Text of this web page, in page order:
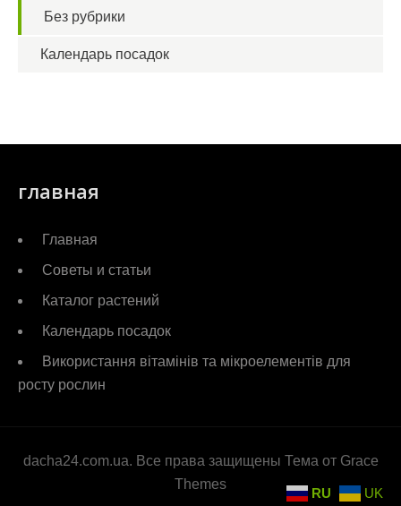
Без рубрики
Календарь посадок
главная
Главная
Советы и статьи
Каталог растений
Календарь посадок
Використання вітамінів та мікроелементів для
росту рослин
dacha24.com.ua. Все права защищены Тема от Grace
Themes
RU UK